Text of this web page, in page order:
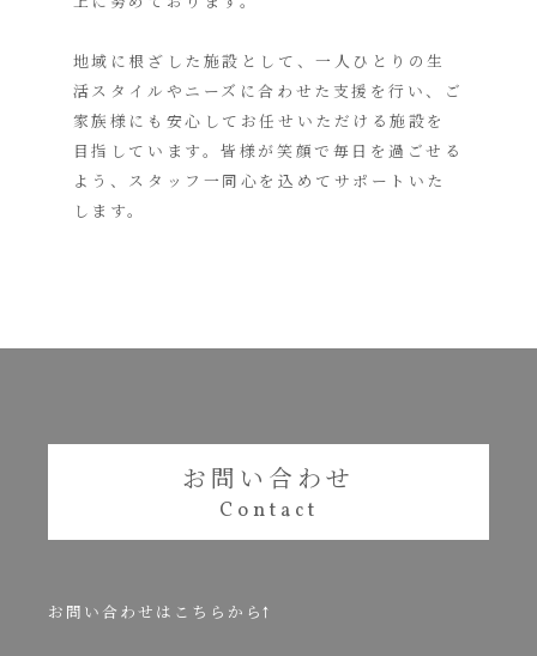
地域に根ざした施設として、一人ひとりの生
活スタイルやニーズに合わせた支援を行い、ご
家族様にも安心してお任せいただける施設を
目指しています。皆様が笑顔で毎日を過ごせる
よう、スタッフ一同心を込めてサポートいた
します。
お問い合わせ
お問い合わせはこちらから↑